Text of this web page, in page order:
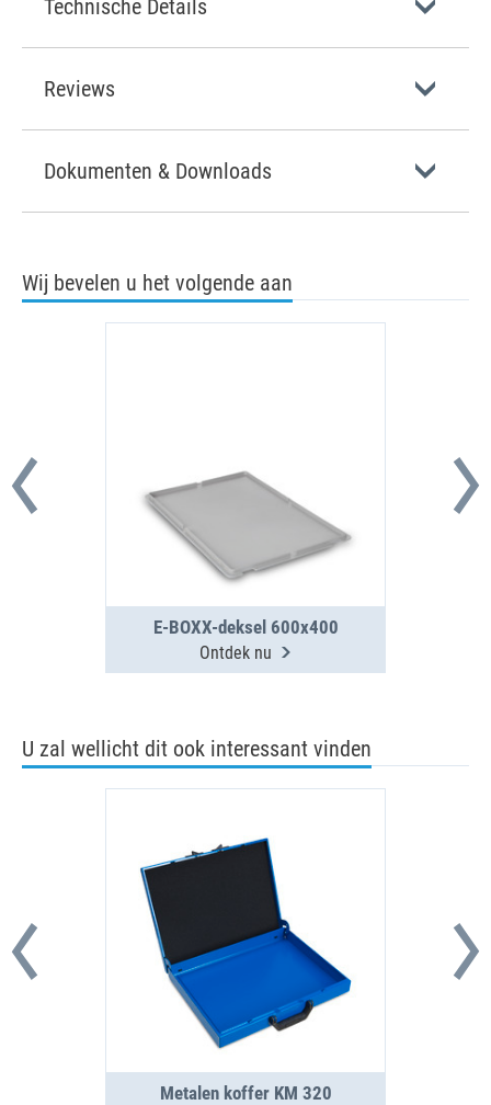
Technische Details
Reviews
Dokumenten & Downloads
Wij bevelen u het volgende aan
E-BOXX-deksel 600x400
Ontdek nu
U zal wellicht dit ook interessant vinden
Metalen koffer KM 320